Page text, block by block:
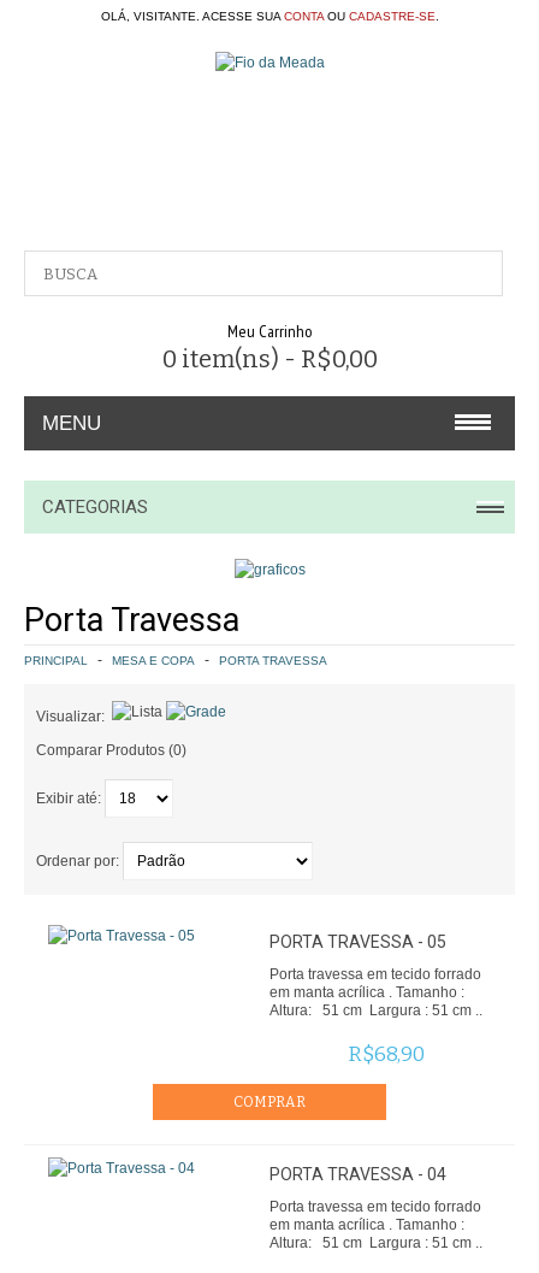
OLÁ, VISITANTE. ACESSE SUA CONTAOU CADASTRE-SE
Meu Carrinho
0 item(ns) - R$0,00
MENU
A EMPRESA
CONTATO
FINALIZAR COMPRA
CONTATO
CATEGORIAS
Porta Travessa
PRINCIPAL MESA E COPA PORTA TRAVESSA
Visualizar:
Comparar Produtos (0)
Exibir até:
Ordenar por:
PORTA TRAVESSA - 05
Porta travessa em tecido forrado
em manta acrílica . Tamanho :
Altura: 51 cm Largura : 51 cm ..
R$68,90
PORTA TRAVESSA - 04
Porta travessa em tecido forrado
em manta acrílica . Tamanho :
Altura: 51 cm Largura : 51 cm ..